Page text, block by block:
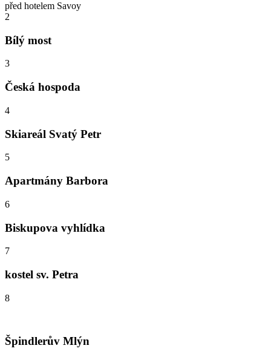
před hotelem Savoy
2
Bílý most
3
Česká hospoda
4
Skiareál Svatý Petr
5
Apartmány Barbora
6
Biskupova vyhlídka
7
kostel sv. Petra
8
Špindlerův Mlýn